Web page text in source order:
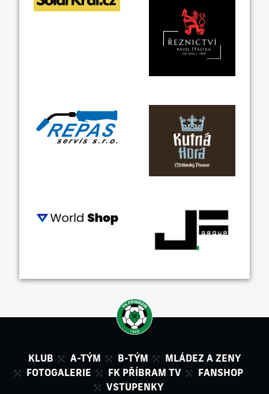
KLUB A-TÝM B-TÝM
MLÁDEZ A ZENY
FOTOGALERIE
FK PŘÍBRAM TV
FANSHOP
VSTUPENKY